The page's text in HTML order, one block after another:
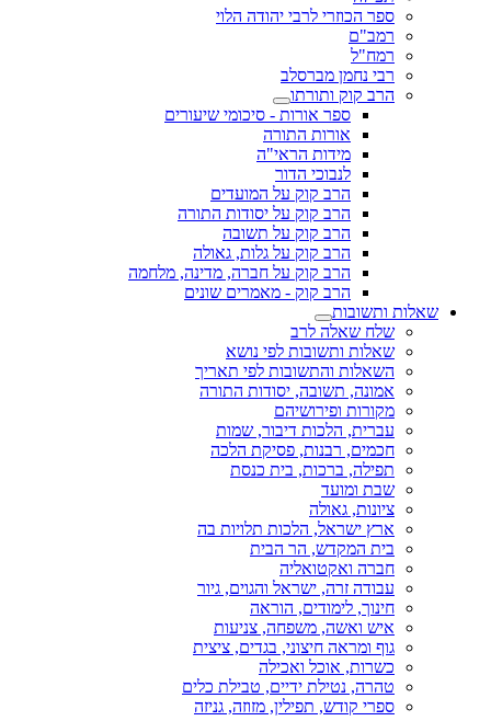
ספר הכוזרי לרבי יהודה הלוי
רמב"ם
רמח"ל
רבי נחמן מברסלב
הרב קוק ותורתו
ספר אורות - סיכומי שיעורים
אורות התורה
מידות הראי"ה
לנבוכי הדור
הרב קוק על המועדים
הרב קוק על יסודות התורה
הרב קוק על תשובה
הרב קוק על גלות, גאולה
הרב קוק על חברה, מדינה, מלחמה
הרב קוק - מאמרים שונים
שאלות ותשובות
שלח שאלה לרב
שאלות ותשובות לפי נושא
השאלות והתשובות לפי תאריך
אמונה, תשובה, יסודות התורה
מקורות ופירושיהם
עברית, הלכות דיבור, שמות
חכמים, רבנות, פסיקת הלכה
תפילה, ברכות, בית כנסת
שבת ומועד
ציונות, גאולה
ארץ ישראל, הלכות תלויות בה
בית המקדש, הר הבית
חברה ואקטואליה
עבודה זרה, ישראל והגוים, גיור
חינוך, לימודים, הוראה
איש ואשה, משפחה, צניעות
גוף ומראה חיצוני, בגדים, ציצית
כשרות, אוכל ואכילה
טהרה, נטילת ידיים, טבילת כלים
ספרי קודש, תפילין, מזוזה, גניזה